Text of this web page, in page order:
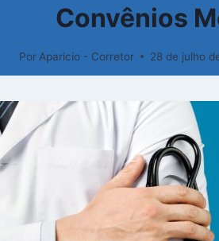
Convênios
Por Aparicio - Corretor 28 de julho